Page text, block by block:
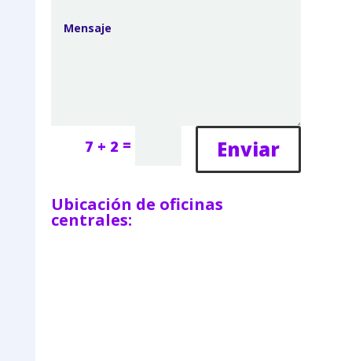
7 + 2 = Enviar
Ubicación de oficinas
centrales: